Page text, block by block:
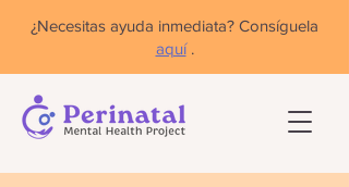
¿Necesitas ayuda inmediata? Consíguela
aquí.